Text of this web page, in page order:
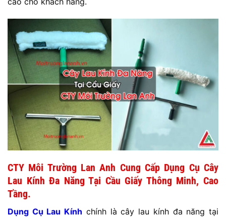
CTY Môi Trường Lan Anh Cung Cấp Dụng Cụ Cây
Lau Kính Đa Năng Tại Cầu Giấy Thông Minh, Cao
Tầng.
Dụng Cụ Lau Kính chính là cây lau kính đa năng tại